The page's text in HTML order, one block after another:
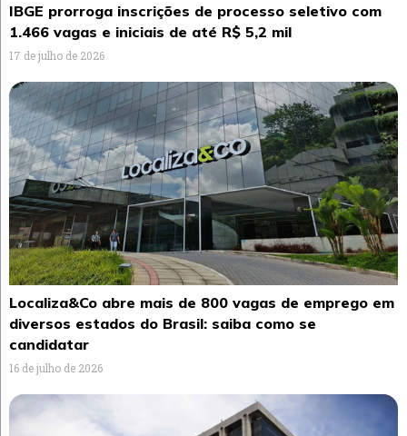
IBGE prorroga inscrições de processo seletivo com
1.466 vagas e iniciais de até R$ 5,2 mil
17 de julho de 2026
Localiza&Co abre mais de 800 vagas de emprego em
diversos estados do Brasil: saiba como se
candidatar
16 de julho de 2026